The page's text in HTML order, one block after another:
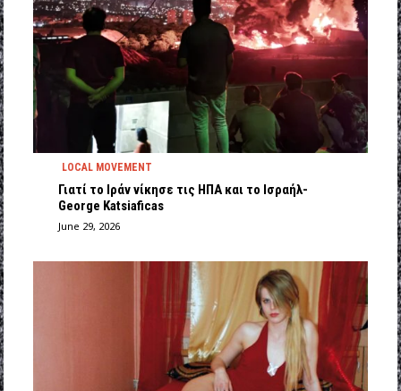
LOCAL MOVEMENT
Γιατί το Ιράν νίκησε τις ΗΠΑ και το Ισραήλ-
George Katsiaficas
June 29, 2026